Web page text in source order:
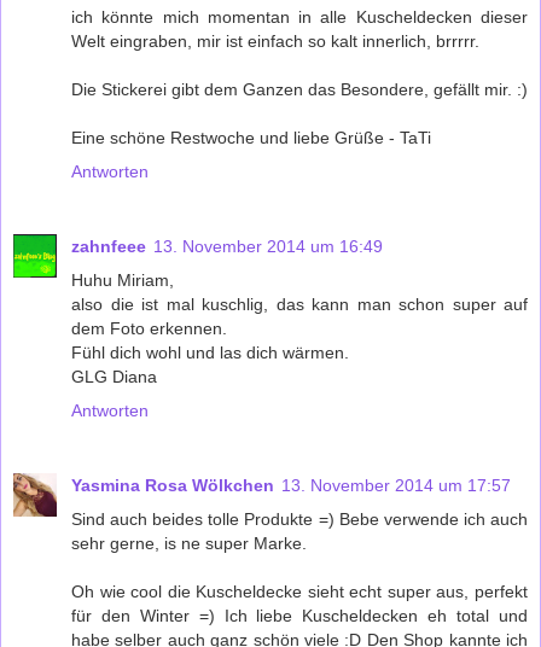
ich könnte mich momentan in alle Kuscheldecken dieser
Welt eingraben, mir ist einfach so kalt innerlich, brrrrr.
Die Stickerei gibt dem Ganzen das Besondere, gefällt mir. :)
Eine schöne Restwoche und liebe Grüße - TaTi
Antworten
zahnfeee 13. November 2014 um 16:49
Huhu Miriam,
also die ist mal kuschlig, das kann man schon super auf
dem Foto erkennen.
Fühl dich wohl und las dich wärmen.
GLG Diana
Antworten
Yasmina Rosa Wölkchen 13. November 2014 um 17:57
Sind auch beides tolle Produkte =) Bebe verwende ich auch
sehr gerne, is ne super Marke.
Oh wie cool die Kuscheldecke sieht echt super aus, perfekt
für den Winter =) Ich liebe Kuscheldecken eh total und
habe selber auch ganz schön viele :D Den Shop kannte ich